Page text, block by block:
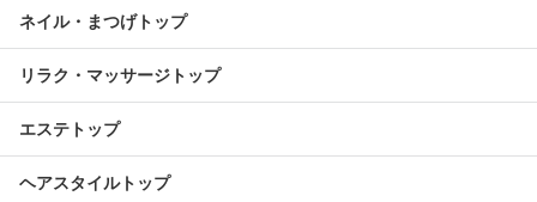
ネイル・まつげトップ
リラク・マッサージトップ
エステトップ
ヘアスタイルトップ